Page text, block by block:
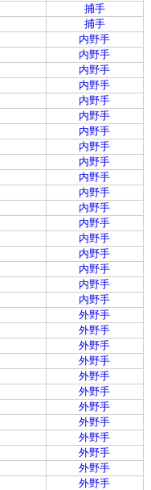
捕手
捕手
内野手
内野手
内野手
内野手
内野手
内野手
内野手
内野手
内野手
内野手
内野手
内野手
内野手
内野手
内野手
内野手
内野手
内野手
外野手
外野手
外野手
外野手
外野手
外野手
外野手
外野手
外野手
外野手
外野手
外野手